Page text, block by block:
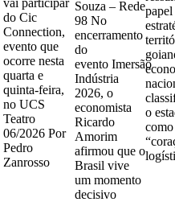
vai participar
do Cic
Connection,
evento que
ocorre nesta
quarta e
quinta-feira,
no UCS
Teatro
06/2026 Por
Pedro
Zanrosso
Souza – Rede
98 No
encerramento
do
evento Imersão
Indústria
2026, o
economista
Ricardo
Amorim
afirmou que o
Brasil vive
um momento
decisivo
papel
o